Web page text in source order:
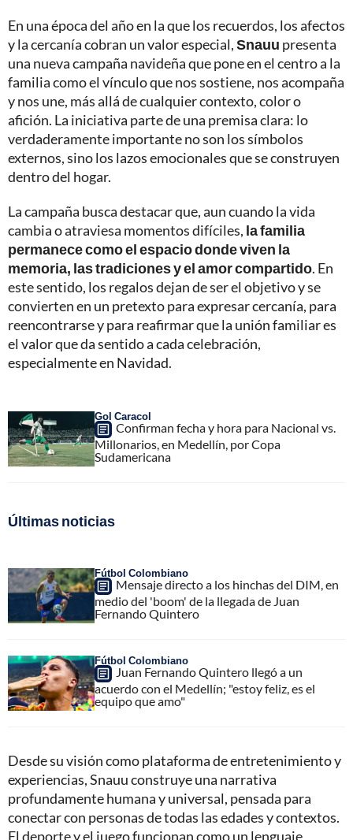
En una época del año en la que los recuerdos, los afectos
y la cercanía cobran un valor especial,Snauu presenta
una nueva campaña navideña que pone en el centro a la
familia como el vínculo que nos sostiene, nos acompaña
y nos une, más allá de cualquier contexto, color o
afición. La iniciativa parte de una premisa clara: lo
verdaderamente importante no son los símbolos
externos, sino los lazos emocionales que se construyen
dentro del hogar.
La campaña busca destacar que, aun cuando la vida
cambia o atraviesa momentos difíciles, la familia
permanece como el espacio donde viven la
memoria, las tradiciones y el amor compartido. En
este sentido, los regalos dejan de ser el objetivo y se
convierten en un pretexto para expresar cercanía, para
reencontrarse y para reafirmar que la unión familiar es
el valor que da sentido a cada celebración,
especialmente en Navidad.
Gol Caracol
Confirman fecha y hora para Nacional vs.
Millonarios, en Medellín, por Copa
Sudamericana
Últimas noticias
Fútbol Colombiano
Mensaje directo a los hinchas del DIM, en
medio del 'boom' de la llegada de Juan
Fernando Quintero
Fútbol Colombiano
Juan Fernando Quintero llegó a un
acuerdo con el Medellín; "estoy feliz, es el
equipo que amo"
Desde su visión como plataforma de entretenimiento y
experiencias, Snauu construye una narrativa
profundamente humana y universal, pensada para
conectar con personas de todas las edades y contextos.
El deporte y el juego funcionan como un lenguaje